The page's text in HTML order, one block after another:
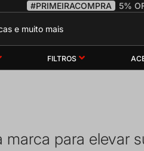
#PRIMEIRACOMPRA 5%
FILTROS
marca para elevar